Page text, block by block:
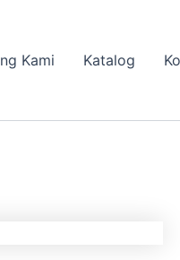
Kami Katalog